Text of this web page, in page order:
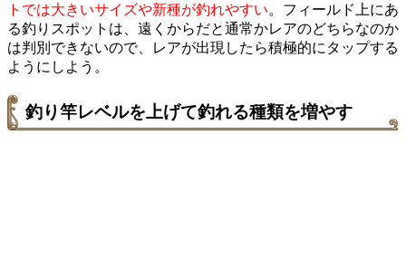
トでは大きいサイズや新種が釣れやすい。フィールド上にあ
る釣りスポットは、遠くからだと通常かレアのどちらなのか
は判別できないので、レアが出現したら積極的にタップする
ようにしよう。
釣り竿レベルを上げて釣れる種類を増やす